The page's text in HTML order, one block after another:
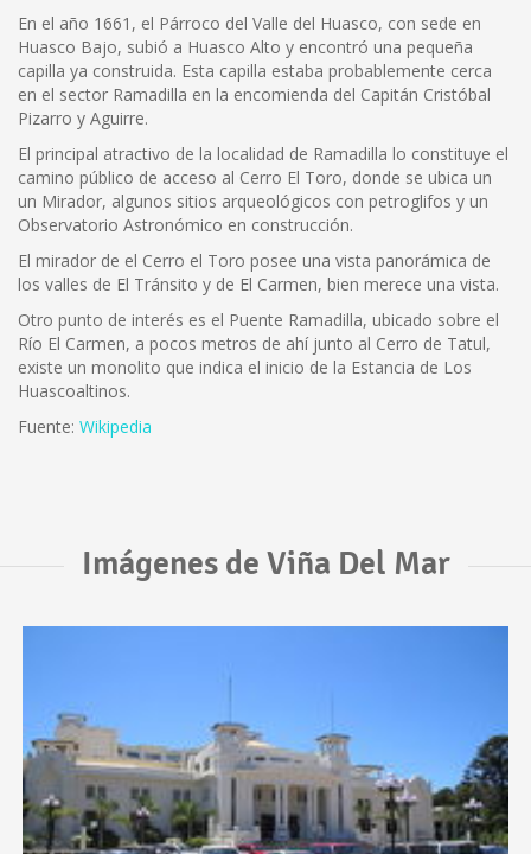
En el año 1661, el Párroco del Valle del Huasco, con sede en
Huasco Bajo, subió a Huasco Alto y encontró una pequeña
capilla ya construida. Esta capilla estaba probablemente cerca
en el sector Ramadilla en la encomienda del Capitán Cristóbal
Pizarro y Aguirre.
El principal atractivo de la localidad de Ramadilla lo constituye el
camino público de acceso al Cerro El Toro, donde se ubica un
un Mirador, algunos sitios arqueológicos con petroglifos y un
Observatorio Astronómico en construcción.
El mirador de el Cerro el Toro posee una vista panorámica de
los valles de El Tránsito y de El Carmen, bien merece una vista.
Otro punto de interés es el Puente Ramadilla, ubicado sobre el
Río El Carmen, a pocos metros de ahí junto al Cerro de Tatul,
existe un monolito que indica el inicio de la Estancia de Los
Huascoaltinos.
Fuente: Wikipedia
Imágenes de Viña Del Mar